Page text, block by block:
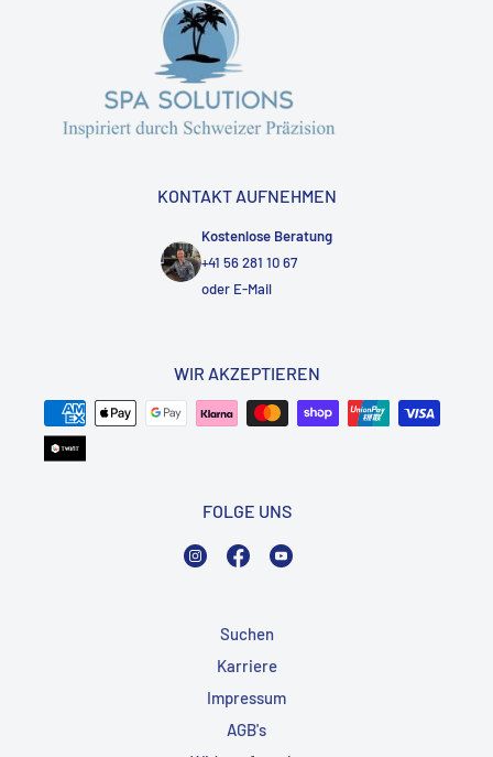
KONTAKT AUFNEHMEN
Kostenlose Beratung
+41 56 281 10 67
oder E-Mail
WIR AKZEPTIEREN
FOLGE UNS
InstagramFacebook
Suchen
Karriere
Impressum
AGB's